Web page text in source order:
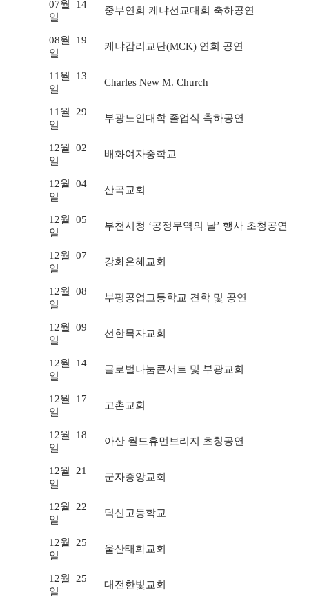
07월
14
일
중부연회 케냐선교대회 축하공연
08월
19
일
케냐감리교단(MCK) 연회 공연
11월
13
일
Charles New M. Church
11월
29
일
부광노인대학 졸업식 축하공연
12월
02
일
배화여자중학교
12월
04
일
산곡교회
12월
05
일
부천시청 ‘공정무역의 날’ 행사 초청공연
12월
07
일
강화은혜교회
12월
08
일
부평공업고등학교 견학 및 공연
12월
09
일
선한목자교회
12월
14
일
글로벌나눔콘서트 및 부광교회
12월
17
일
고촌교회
12월
18
일
아산 월드휴먼브리지 초청공연
12월
21
일
군자중앙교회
12월
22
일
덕신고등학교
12월
25
일
울산태화교회
12월
25
일
대전한빛교회